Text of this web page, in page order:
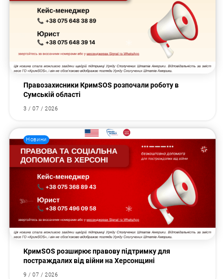
Правозахисники КримSOS розпочали роботу в
Сумській області
3 / 07 / 2026
Новини
КримSOS розширює правову підтримку для
постраждалих від війни на Херсонщині
9 / 07 / 2026